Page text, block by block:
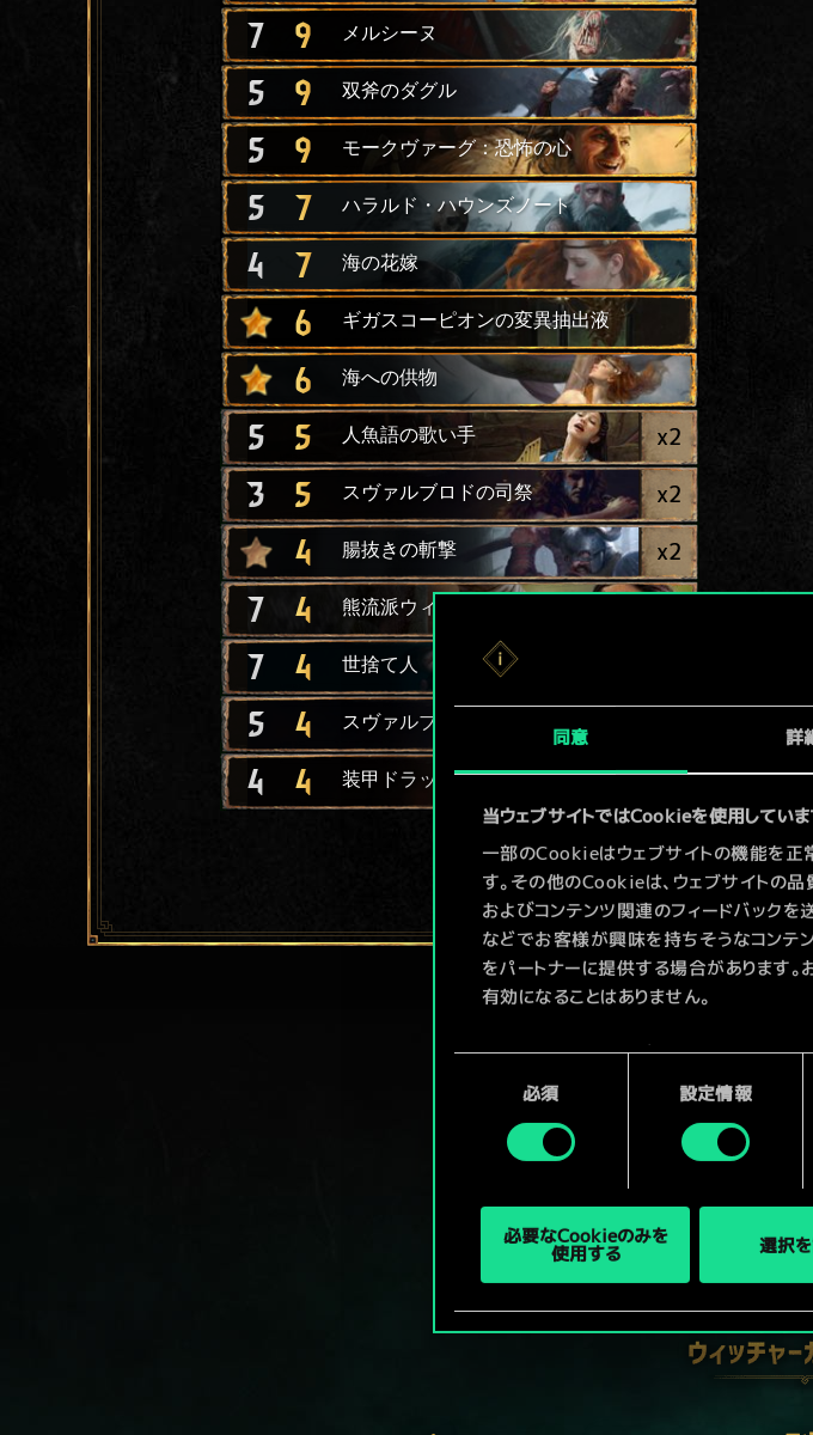
同意 詳
当ウェブサイトではCookieを使用してい
一部のCookieはウェブサイトの機能を
す。その他のCookieは、ウェブサイトの
およびコンテンツ関連のフィードバックを
などでお客様が興味を持ちそうなコンテ
をパートナーに提供する場合があります
有効になることはありません。
Cookieの使用およびパフォーマンスの変
ューでご確認ください。
必須 設定情報
必要なCookieのみを
使用する 選択
7 9 メルシーヌ
5 9 双斧のダグル
5 9 モークヴァーグ：恐怖の心
5 7 ハラルド・ハウンズノート
4 7 海の花嫁
6 ギガスコーピオンの変異抽出液
6 海への供物
5 5 人魚語の歌い手 x2
3 5 スヴァルブロドの司祭 x2
4 腸抜きの斬撃 x2
7 4 熊流派ウィッチャーの熟練者
7 4 世捨て人
5 4 スヴァルブロドの教団員
4 4 装甲ドラッカー船 x2